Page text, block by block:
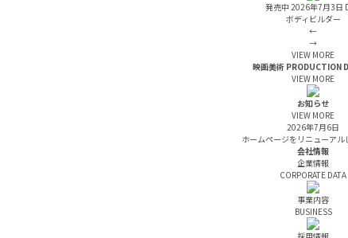
発売中 2026年7月3日
ボディビルダー
←
→
VIEW MORE
映画美術 PRODUCTION
VIEW MORE
お知らせ
VIEW MORE
2026年7月6日
ホームページをリニューアル
会社情報
企業情報
CORPORATE DATA
事業内容
BUSINESS